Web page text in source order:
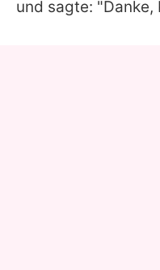
und sagte: "Danke,